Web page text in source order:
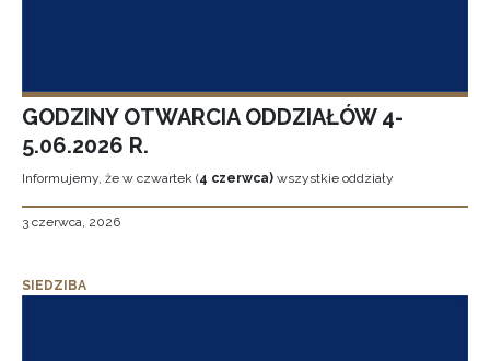
GODZINY OTWARCIA ODDZIAŁÓW 4-
5.06.2026 R.
Informujemy, że w czwartek (4 czerwca) wszystkie oddziały
3 czerwca, 2026
SIEDZIBA